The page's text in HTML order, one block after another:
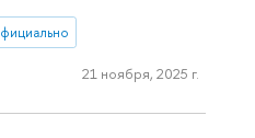
21 ноября, 2025 г.